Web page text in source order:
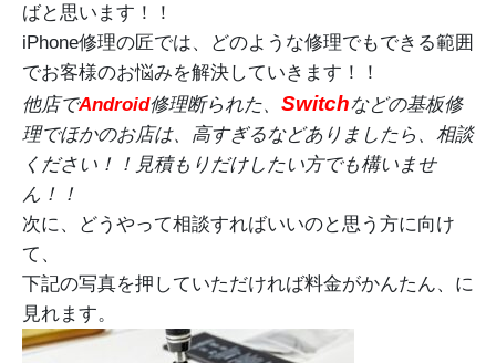
ばと思います！！
iPhone修理の匠では、どのような修理でもできる範囲
でお客様のお悩みを解決していきます！！
他店でAndroid修理断られた、 Switchなどの基板修
理でほかのお店は、高すぎるなどありましたら、相談
ください！！見積もりだけしたい方でも構いませ
ん！！
次に、どうやって相談すればいいのと思う方に向け
て、
下記の写真を押していただければ料金がかんたん、に
見れます。